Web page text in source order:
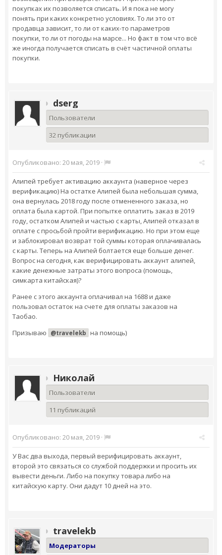
покупках их позволяется списать. И я пока не могу
понять при каких конкретно условиях. То ли это от
продавца зависит, то ли от каких-то параметров
покупки, то ли от погоды на марсе... Но факт в том что всё
же иногда получается списать в счёт частичной оплаты
покупки.
dserg
Пользователи
32 публикации
Опубликовано: 20 мая, 2019 ·
Алипей требует активацию аккаунта (наверное через
верификацию) На остатке Алипей была небольшая сумма,
она вернулась 2018 году после отмененного заказа, но
оплата была картой. При попытке оплатить заказ в 2019
году, остатком Алипей и частью с карты, Алипей отказал в
оплате с просьбой пройти верификацию. Но при этом еще
и заблокировал возврат той суммы которая оплачивалась
с карты. Теперь на Алипей болтается еще больше денег.
Вопрос на сегодня, как верифицировать аккаунт алипей,
какие денежные затраты этого вопроса (помощь,
симкарта китайская)?
Ранее с этого аккаунта оплачивал на 1688 и даже
пользовал остаток на счете для оплаты заказов на
Таобао.
Призываю
@travelekb на помощь)
Николай
Пользователи
11 публикаций
Опубликовано: 20 мая, 2019 ·
У Вас два выхода, первый верифицировать аккаунт,
второй это связаться со службой поддержки и просить их
вывести деньги. Либо на покупку товара либо на
китайскую карту. Они дадут 10 дней на это.
travelekb
Модераторы